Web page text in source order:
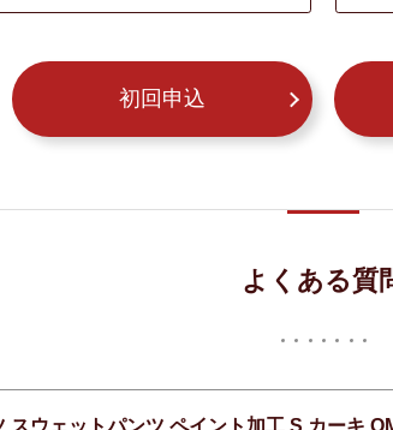
初回申込
よくある質
スウェットパンツ ペイント加工 S カーキ